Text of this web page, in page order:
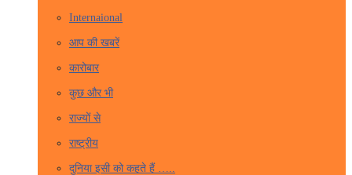
Internaional
आप की खबरें
कारोबार
कुछ और भी
राज्यों से
राष्ट्रीय
दुनिया इसी को कहते हैं …..